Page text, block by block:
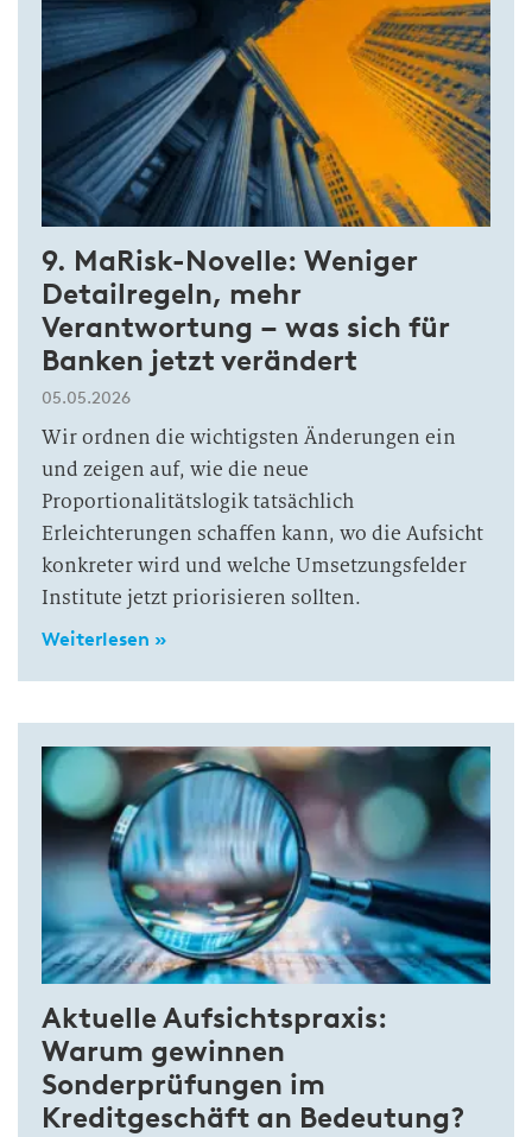
9. MaRisk-Novelle: Weniger
Detailregeln, mehr
Verantwortung – was sich für
Banken jetzt verändert
05.05.2026
Wir ordnen die wichtigsten Änderungen ein
und zeigen auf, wie die neue
Proportionalitätslogik tatsächlich
Erleichterungen schaffen kann, wo die Aufsicht
konkreter wird und welche Umsetzungsfelder
Institute jetzt priorisieren sollten.
Weiterlesen »
Aktuelle Aufsichtspraxis:
Warum gewinnen
Sonderprüfungen im
Kreditgeschäft an Bedeutung?